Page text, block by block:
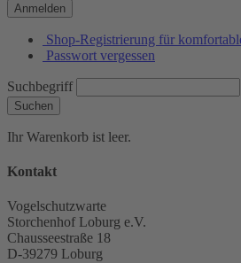
Anmelden
Shop-Registrierung für
Passwort vergessen
Suchbegriff
Suchen
Ihr Warenkorb ist leer.
Kontakt
Vogelschutzwarte
Storchenhof Loburg e.V.
Chausseestraße 18
D-39279 Loburg